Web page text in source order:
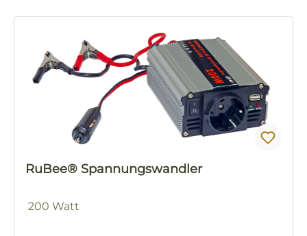
RuBee® Spannungswandler
200 Watt